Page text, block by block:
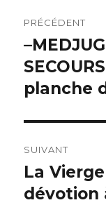
de
l’article
PRÉCÉDENT
Article
précédent :
planche
SUIVANT
Article
suivant :
La
dévotion